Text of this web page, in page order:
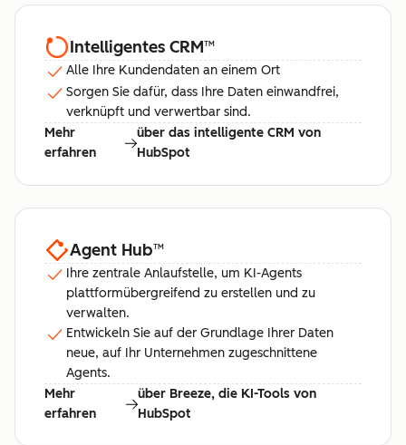
Intelligentes CRM™
Alle Ihre Kundendaten an einem Ort
Sorgen Sie dafür, dass Ihre Daten einwandfrei,
verknüpft und verwertbar sind.
Mehr
erfahren
über das intelligente CRM von
HubSpot
Agent Hub™
Ihre zentrale Anlaufstelle, um KI-Agents
plattformübergreifend zu erstellen und zu
verwalten.
Entwickeln Sie auf der Grundlage Ihrer Daten
neue, auf Ihr Unternehmen zugeschnittene
Agents.
Mehr
erfahren
über Breeze, die KI-Tools von
HubSpot